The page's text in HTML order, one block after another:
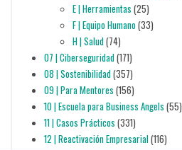
E | Herramientas (25)
F | Equipo Humano(33)
H | Salud(74)
07 | Ciberseguridad(171)
08 | Sostenibilidad(357)
09 | Para Mentores (156)
10 | Escuela para Business Angels (55)
11 | Casos Prácticos (331)
12 | Reactivación Empresarial(116)